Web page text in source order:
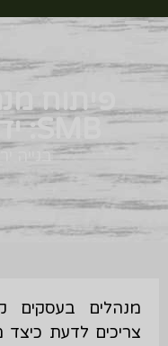
פיתוח
SMB: ידע וניסיון שטח
בנייה
צריכים לדעת כיצד